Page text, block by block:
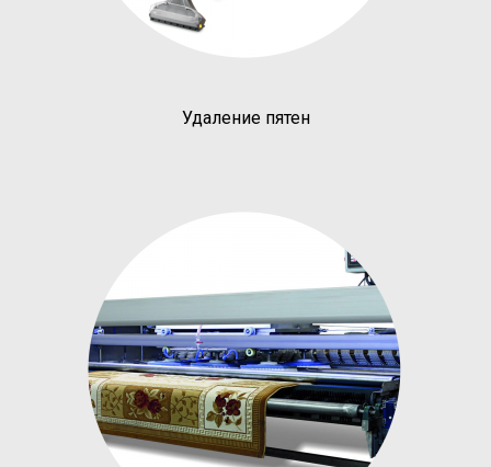
Удаление пятен